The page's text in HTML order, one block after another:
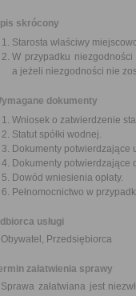
skrócony
Starosta właściwy
W przypadku
a jeżeli niezgodności nie
dokumenty
Wniosek o zatwierdzenie
Statut spółki wodnej.
Dokumenty potwierdzające
Dokumenty potwierdzające
Dowód wniesienia opłaty.
Pełnomocnictwo w
usługi
Obywatel, Przedsiębiorca
załatwienia sprawy
Sprawa załatwiana jest